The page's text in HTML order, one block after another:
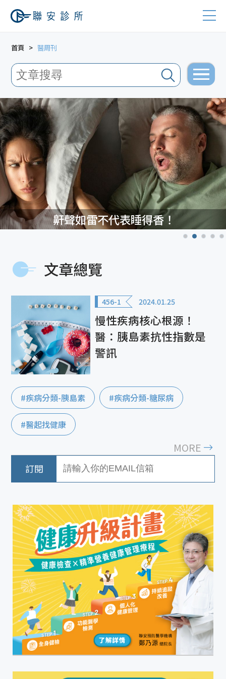
首頁 醫周刊
鼾聲如雷不代表睡得香！
文章總覽
456-1 2024.01.25
慢性疾病核心根源！
醫：胰島素抗性指數是
警訊
#疾病分類-胰島素 #疾病分類-糖尿病
#醫起找健康
MORE